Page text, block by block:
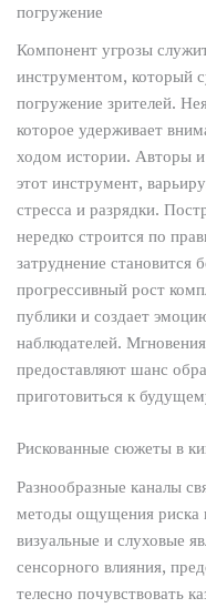
погружение
Компонент угрозы
инструментом, который
погружение зрителей.
которое удерживает
ходом истории. Авторы
этот инструмент,
стресса и разрядки.
нередко строится по
затруднение
прогрессивный рост
публики и создает
наблюдателей.
предоставляют шанс
приготовиться к
Рискованные сюжеты в
Разнообразные каналы
методы ощущения риска
визуальные и слуховые
сенсорного влияния,
телесно почувствовать